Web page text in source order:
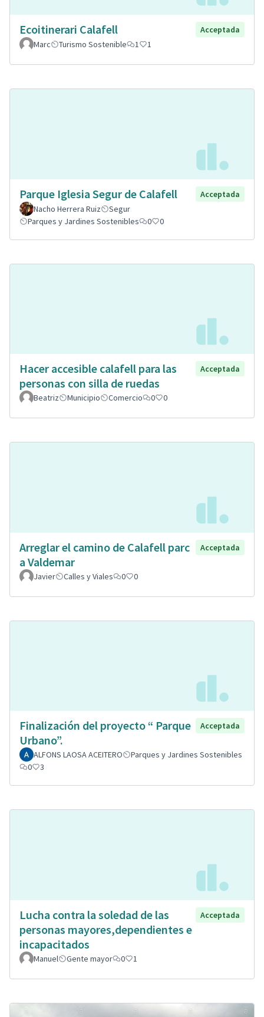
Ecoitinerari Calafell
Acceptada
Marc
Turismo Sostenible 1 1
Parque Iglesia Segur de Calafell
Acceptada
Nacho Herrera Ruiz
Segur
Parques y Jardines Sostenibles
0 0
Hacer accesible calafell para las
personas con silla de ruedas
Acceptada
Beatriz Municipio Comercio 0 0
Arreglar el camino de Calafell parc
a Valdemar
Acceptada
Javier Calles y Viales 0 0
Finalización del proyecto “ Parque
Urbano”.
Acceptada
ALFONS LAOSA ACEITERO
Parques y Jardines Sostenibles
0
3
Lucha contra la soledad de las
personas mayores,dependientes e
incapacitados
Acceptada
Manuel Gente mayor 0 1